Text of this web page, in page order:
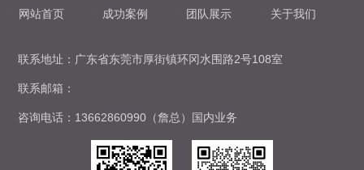
网站首页 成功案例 团队展示 关于我们
联系地址：广东省东莞市厚街镇环冈水围路2号108室
联系邮箱：
咨询电话：13662860990（詹总）国内业务